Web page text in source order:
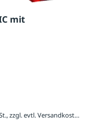
mit
1.207,85 € / Stück inkl. 19 % MwSt., zzgl. evtl. Versandkosten